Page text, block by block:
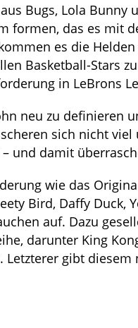
Bugs, Lola
formen, das es mit
es die
Basketball-Stars
in LeBrons
neu zu definieren
sich nicht
damit
wie das
Bird, Daffy Duck,
auf. Dazu
darunter King
Letzterer gibt